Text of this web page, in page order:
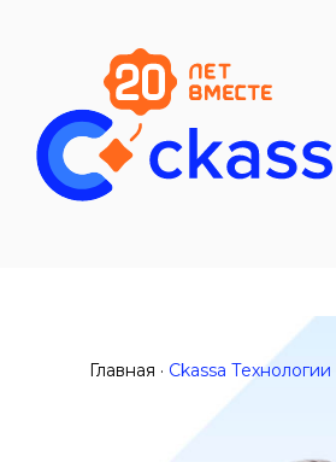
Главная · Ckassa Технологии